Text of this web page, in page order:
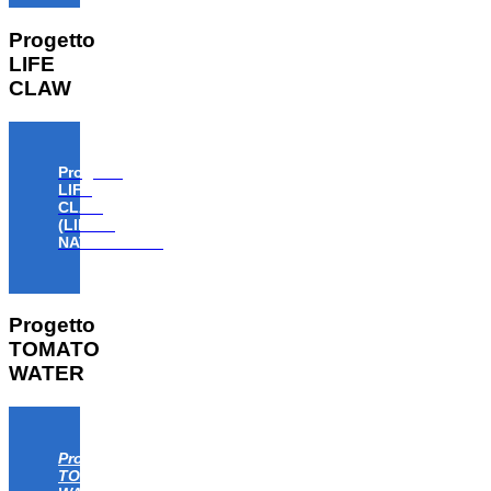
Progetto
LIFE
CLAW
Progetto
LIFE
CLAW
(LIFE18
NAT/IT/000806)
Progetto
TOMATO
WATER
Progetto
TOMATO